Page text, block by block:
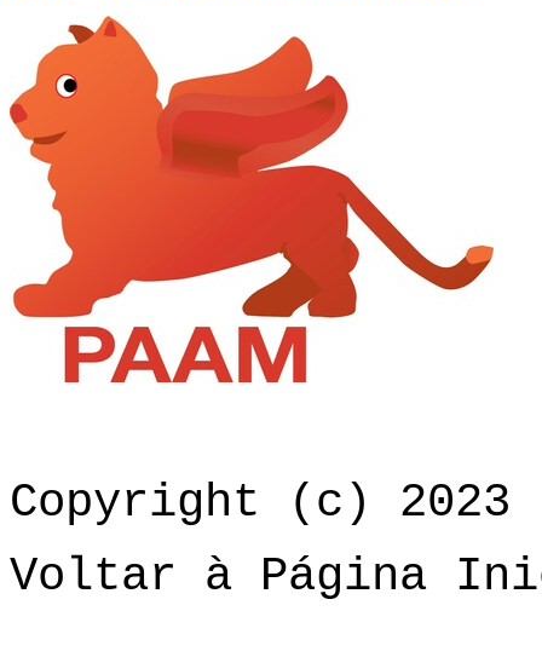
Copyright (c) 2023
Voltar à Página